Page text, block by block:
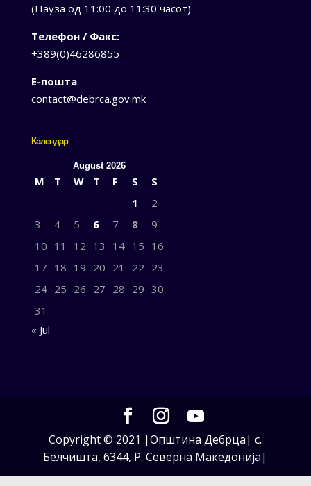
(Пауза од 11:00 до 11:30 часот)
Телефон / Факс:
+389(0)46286855
Е-пошта
contact@debrca.gov.mk
Календар
August 2026
M T W T F S
S
1
2
3
4 5 6 7 8
9
10 11 12 13 14 15 16
17 18 19 20 21 22 23
24 25 26 27 28 29 30
31
« Jul
Copyright © 2021 |Општина Дебрца| с.
Белчишта, 6344, Р. Северна Македонија|